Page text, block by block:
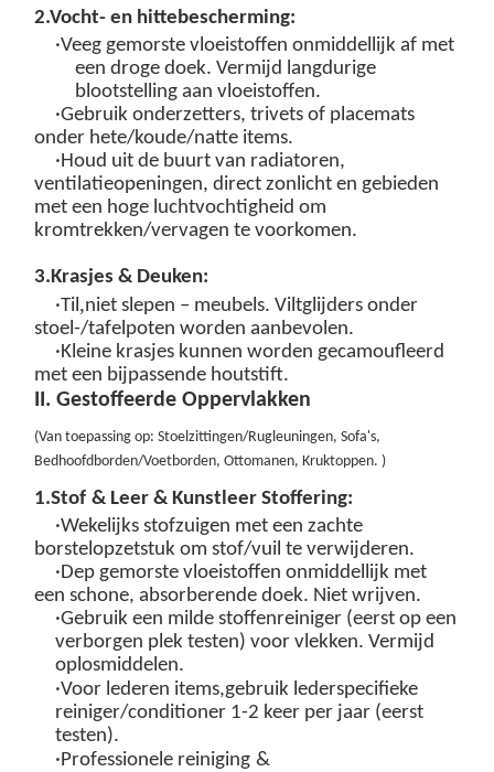
2.Vocht- en hittebescherming:
·Veeg gemorste vloeistoffen onmiddellijk af met
een droge doek. Vermijd langdurige
blootstelling aanvloeistoffen.
·Gebruik onderzetters, trivets of placemats
onder hete/koude/natte items.
·Houd uit de buurt van radiatoren,
ventilatieopeningen, direct zonlicht en gebieden
met een hoge luchtvochtigheid om
kromtrekken/vervagen te voorkomen.
3.Krasjes & Deuken:
·Til,niet slepen – meubels. Viltglijders onder
stoel-/tafelpoten worden aanbevolen.
·Kleine krasjes kunnen worden gecamoufleerd
met een bijpassende houtstift.
II. Gestoffeerde Oppervlakken
(Van toepassing op: Stoelzittingen/Rugleuningen, Sofa's,
Bedhoofdborden/Voetborden, Ottomanen, Kruktoppen. )
1.Stof & Leer & Kunstleer Stoffering:
·Wekelijks stofzuigen met een zachte
borstelopzetstuk om stof/vuil te verwijderen.
·Dep gemorste vloeistoffen onmiddellijk met
een schone, absorberende doek. Niet wrijven.
·Gebruik een milde stoffenreiniger(eerst op een
verborgen plek testen) voor vlekken. Vermijd
oplosmiddelen.
·Voor lederen items,gebruik lederspecifieke
reiniger/conditioner1-2 keer per jaar (eerst
testen).
·Professionele reiniging &